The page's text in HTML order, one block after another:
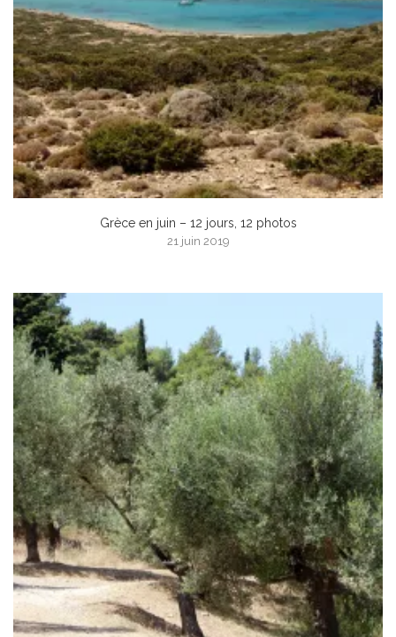
Grèce en juin – 12 jours, 12 photos
21 juin 2019